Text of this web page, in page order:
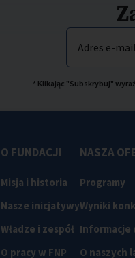
Adres e-
* Klikając "Subskrybuj"
O FUNDACJI
Misja i historia
Nasze inicjatywy
Władze i zespół
O pracy w FNP
NASZA
Programy
Wyniki
Informacje
O naszych